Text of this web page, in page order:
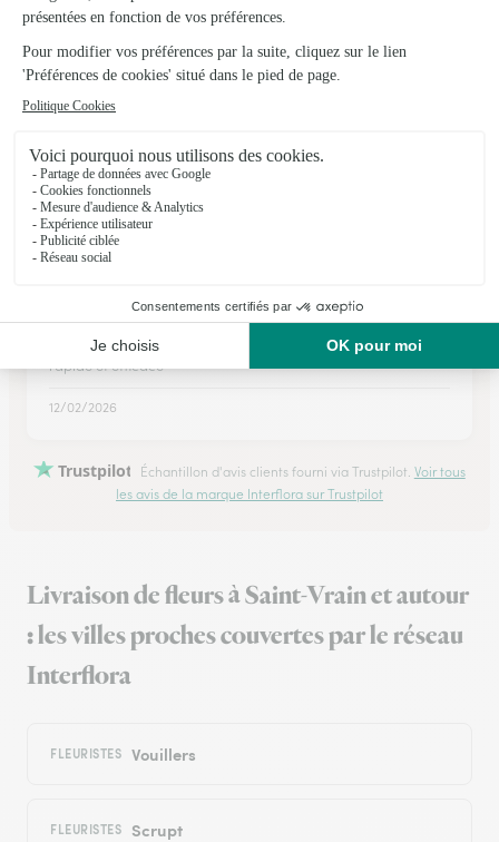
★ ★ ★ ★
Tout était parfait
Tout était parfait. Livraison agreable
22/06/2026
★
rapide et efficace
rapide et efficace
12/02/2026
Trustpilot Échantillon d'avis clients fourni via Trustpilot. Voir tous
les avis de la marque Interflora sur Trustpilot
Livraison de fleurs à Saint-Vrain et autour
: les villes proches couvertes par le réseau
Interflora
FLEURISTES Vouillers
FLEURISTES Scrupt